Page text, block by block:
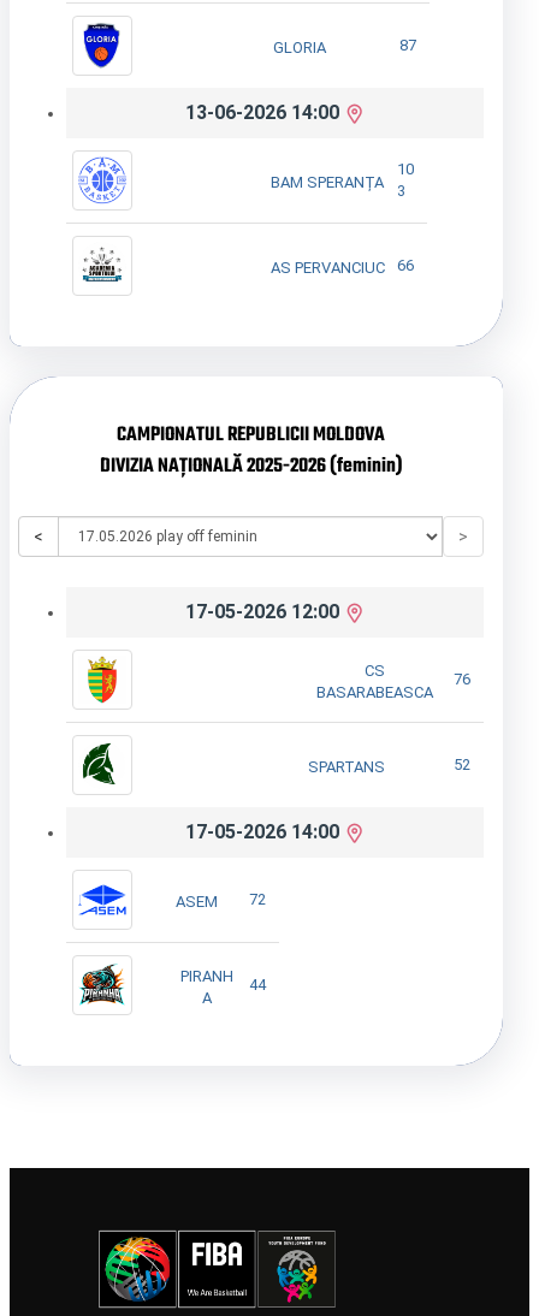
GLORIA 87
13-06-2026 14:00
BAM SPERANȚA
10
3
AS PERVANCIUC 66
CAMPIONATUL REPUBLICII MOLDOVA
DIVIZIA NAȚIONALĂ 2025-2026 (feminin)
< >
17-05-2026 12:00
CS
BASARABEASCA
76
SPARTANS 52
17-05-2026 14:00
ASEM 72
PIRANH
A
44